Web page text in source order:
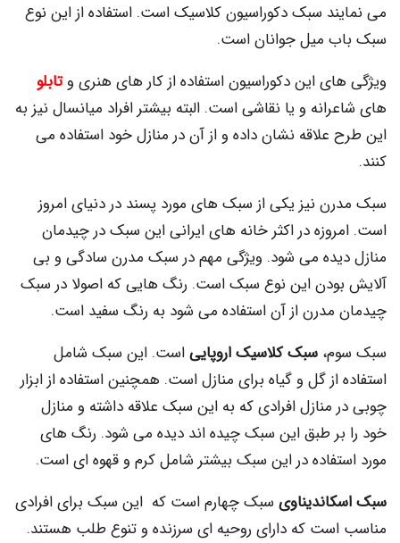
سبک دکوراسیون کلاسیک است. استفاده از این نوع
میل جوانان است.
این دکوراسیون استفاده از کار های هنری وتابلو
و یا نقاشی است. البته بیشتر افراد میانسال نیز به
نشان داده و از آن در منازل خود استفاده می
نیز یکی از سبک های مورد پسند در دنیای امروز
در اکثر خانه های ایرانی این سبک در چیدمان
می شود. ویژگی مهم در سبک مدرن سادگی و بی
این نوع سبک است. رنگ هایی که اصولا در سبک
از آن استفاده می شود به رنگ سفید است.
سبک کلاسیک اروپاییاست. این سبک شامل
از گل و گیاه برای منازل است. همچنین استفاده از ابزار
افرادی که به این سبک علاقه داشته و منازل
طبق این سبک چیده اند دیده می شود. رنگ های
در این سبک بیشتر شامل کرم و قهوه ای است.
سبک چهارم است که این سبک برای افرادی
که دارای روحیه ای سرزنده و تنوع طلب هستند.